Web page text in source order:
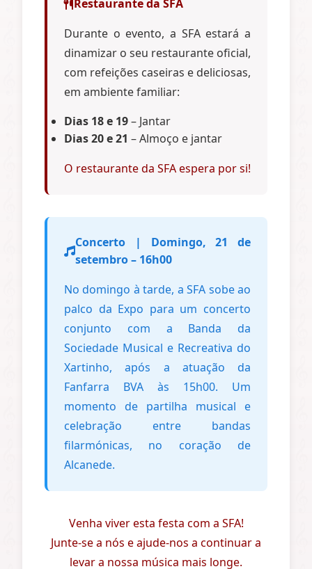
Restaurante da SFA
Durante o evento, a SFA estará a
dinamizar o seu restaurante oficial,
com refeições caseiras e deliciosas,
em ambiente familiar:
Dias 18 e 19– Jantar
Dias 20 e 21 – Almoço e jantar
O restaurante da SFA espera por si!
Concerto | Domingo, 21 de
setembro – 16h00
No domingo à tarde, a SFA sobe ao
palco da Expo para um concerto
conjunto com a Banda da
Sociedade Musical e Recreativa do
Xartinho, após a atuação da
Fanfarra BVA às 15h00. Um
momento de partilha musical e
celebração entre bandas
filarmónicas, no coração de
Alcanede.
Venha viver esta festa com a SFA!
Junte-se a nós e ajude-nos a continuar a
levar a nossa música mais longe.